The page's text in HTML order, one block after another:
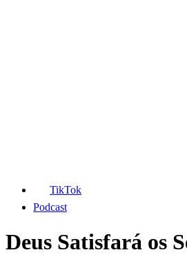
TikTok
Podcast
Deus Satisfará os